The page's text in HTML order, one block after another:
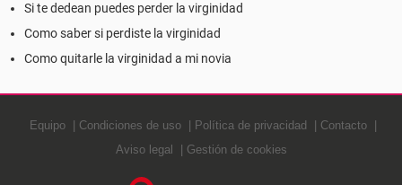
Si te dedean puedes perder la virginidad
Como saber si perdiste la virginidad
Como quitarle la virginidad a mi novia
Equipo Condiciones de uso Política de privacidad
Contacto
Aviso legal
Gestión de cookies